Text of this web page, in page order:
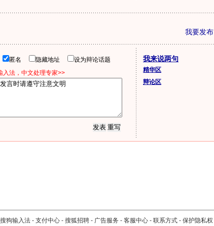
我要发布
匿名 隐藏地址
设为辩论话题
入法，中文处理专家>>
我来说两句
精华区
辩论区
搜狗输入法 - 支付中心 - 搜狐招聘 - 广告服务 - 客服中心 - 联系方式 - 保护隐私权